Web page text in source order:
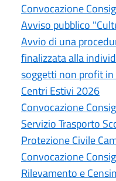
Convocazione
Avviso pubblico
Avvio di una
finalizzata alla
soggetti non profit
Centri Estivi 2026
Convocazione
Servizio Trasporto
Protezione Civile
Convocazione
Rilevamento e